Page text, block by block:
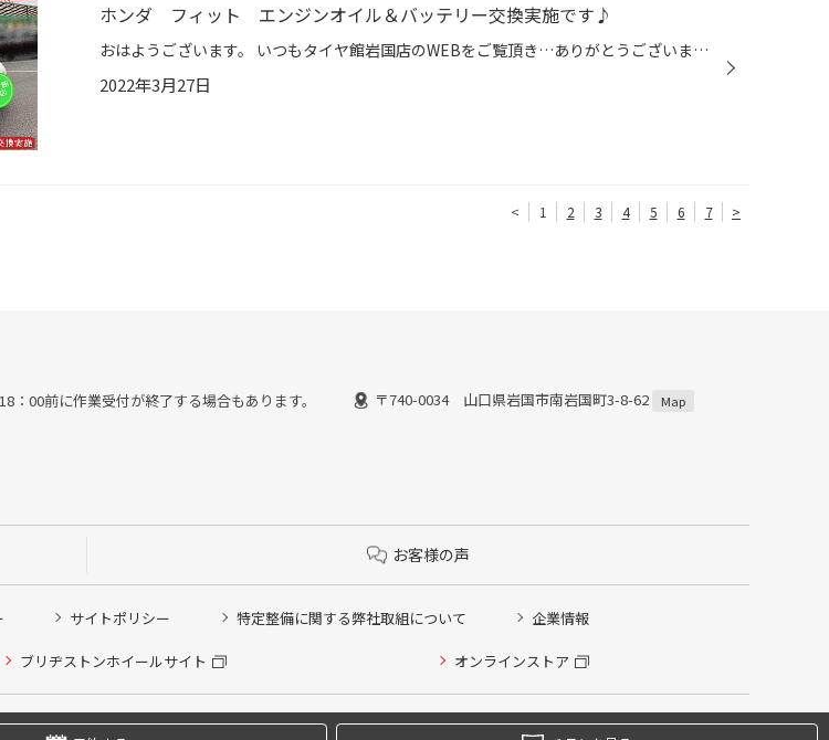
ホンダ フィット エンジンオイル＆バッテリー交換実施です♪
おはようございます。 いつもタイヤ館岩国店のWEBをご覧頂き…ありがとうございます(^O^) 南岩国3丁目188号線の南岩国三郵便局さんの向かい側のタイヤ館岩国店(少し道路から奥まっています)の店長の越智です。 本日は… ホンダ フィット さんの エンジンオイル オイルエレメント バッテリー 交換の紹...
2022年3月27日
< 1 2 3 4 5 6 7 >
：00前に作業受付が終了する場合もあります。 〒740-0034 山口県岩国市南岩国町3-8-62 Map
お客様の声
サイトポリシー 特定整備に関する弊社取組について 企業情報
ブリヂストンホイールサイト オンラインストア
Bridgestone Retail Co.,Ltd. All rights Reserved.
はこちらを選択ください